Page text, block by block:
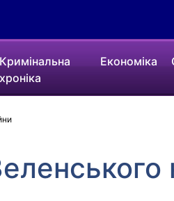
Кримінальна
хроніка
Економіка